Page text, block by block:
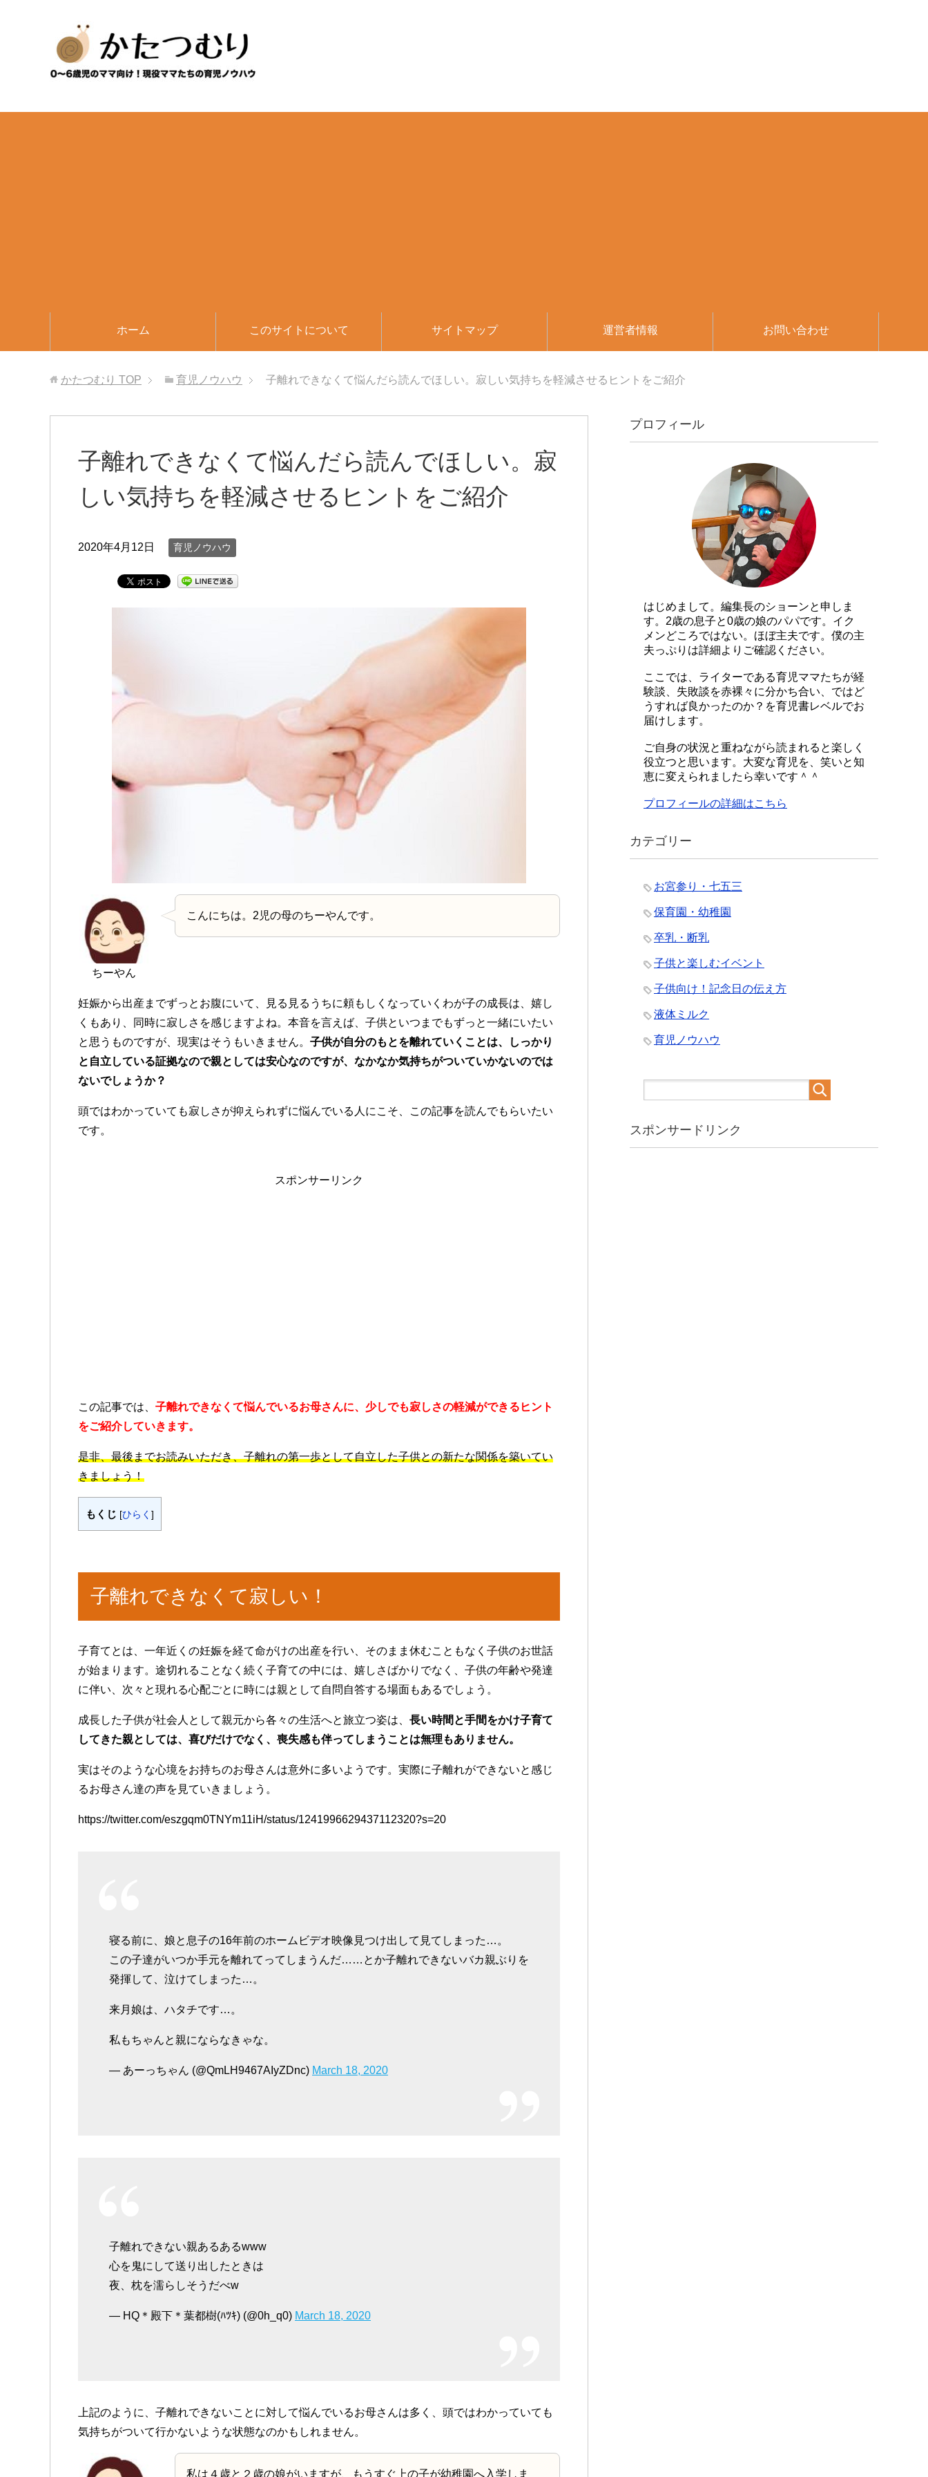
ホーム このサイトについて サイトマップ 運営者情報 お問い合わせ
かたつむり TOP 育児ノウハウ 子離れできなくて悩んだら読んでほしい。寂しい気持ちを軽減させるヒントをご紹介
子離れできなくて悩んだら読んでほしい。寂
しい気持ちを軽減させるヒントをご紹介
2020年4月12日 育児ノウハウ
ちーやん
こんにちは。2児の母のちーやんです。
妊娠から出産までずっとお腹にいて、見る見るうちに頼もしくなっていくわが子の成長は、嬉し
くもあり、同時に寂しさを感じますよね。本音を言えば、子供といつまでもずっと一緒にいたい
と思うものですが、現実はそうもいきません。 子供が自分のもとを離れていくことは、しっかり
と自立している証拠なので親としては安心なのですが、なかなか気持ちがついていかないのでは
ないでしょうか？
頭ではわかっていても寂しさが抑えられずに悩んでいる人にこそ、この記事を読んでもらいたい
です。
スポンサーリンク
この記事では、 子離れできなくて悩んでいるお母さんに、少しでも寂しさの軽減ができるヒント
をご紹介していきます。
是非、最後までお読みいただき、子離れの第一歩として自立した子供との新たな関係を築いてい
きましょう！
もくじ [ひらく ]
子離れできなくて寂しい！
子育てとは、一年近くの妊娠を経て命がけの出産を行い、そのまま休むこともなく子供のお世話
が始まります。途切れることなく続く子育ての中には、嬉しさばかりでなく、子供の年齢や発達
に伴い、次々と現れる心配ごとに時には親として自問自答する場面もあるでしょう。
成長した子供が社会人として親元から各々の生活へと旅立つ姿は、 長い時間と手間をかけ子育て
してきた親としては、喜びだけでなく、喪失感も伴ってしまうことは無理もありません。
実はそのような心境をお持ちのお母さんは意外に多いようです。実際に子離れができないと感じ
るお母さん達の声を見ていきましょう。
https://twitter.com/eszgqm0TNYm11iH/status/1241996629437112320?s=20
寝る前に、娘と息子の16年前のホームビデオ映像見つけ出して見てしまった…。
この子達がいつか手元を離れてってしまうんだ……とか子離れできないバカ親ぶりを
発揮して、泣けてしまった…。
来月娘は、ハタチです…。
私もちゃんと親にならなきゃな。
— あーっちゃん (@QmLH9467AIyZDnc) March 18, 2020
子離れできない親あるあるwww
心を鬼にして送り出したときは
夜、枕を濡らしそうだべw
— HQ＊殿下＊葉都樹(ﾊﾂｷ) (@0h_q0) March 18, 2020
上記のように、子離れできないことに対して悩んでいるお母さんは多く、頭ではわかっていても
気持ちがついて行かないような状態なのかもしれません。
私は４歳と２歳の娘がいますが、もうすぐ上の子が幼稚園へ入学しま
プロフィール
はじめまして。編集長のショーンと申しま
す。2歳の息子と0歳の娘のパパです。イク
メンどころではない。ほぼ主夫です。僕の主
夫っぷりは詳細よりご確認ください。
ここでは、ライターである育児ママたちが経
験談、失敗談を赤裸々に分かち合い、ではど
うすれば良かったのか？を育児書レベルでお
届けします。
ご自身の状況と重ねながら読まれると楽しく
役立つと思います。大変な育児を、笑いと知
恵に変えられましたら幸いです＾＾
プロフィールの詳細はこちら
カテゴリー
お宮参り・七五三
保育園・幼稚園
卒乳・断乳
子供と楽しむイベント
子供向け！記念日の伝え方
液体ミルク
育児ノウハウ
スポンサードリンク